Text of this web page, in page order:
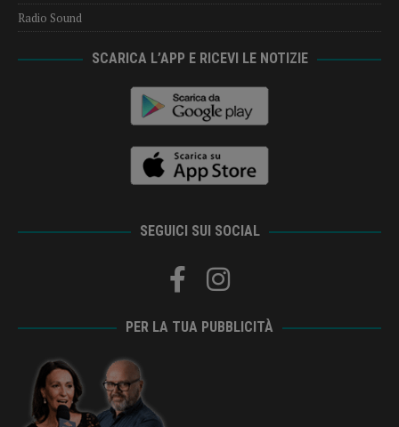
Radio Sound
SCARICA L’APP E RICEVI LE NOTIZIE
SEGUICI SUI SOCIAL
PER LA TUA PUBBLICITÀ